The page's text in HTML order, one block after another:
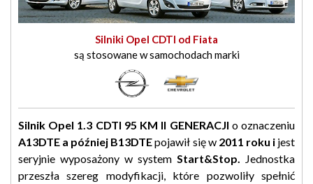
Silniki Opel CDTI od Fiata
są stosowane w samochodach marki
Silnik Opel 1.3 CDTI 95 KM II GENERACJI o oznaczeniu
A13DTE a później B13DTEpojawił się w 2011 roku ijest
seryjnie wyposażony w system Start&Stop
Jednostka
przeszła szereg modyfikacji, które pozwoliły spełnić